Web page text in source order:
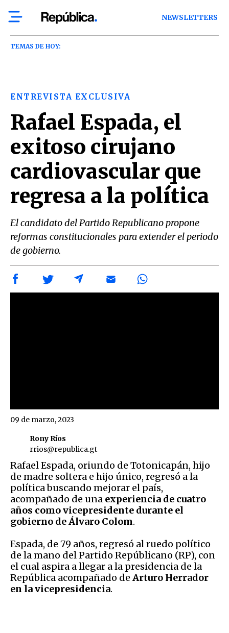
NEWSLETTERS
TEMAS DE HOY:
ENTREVISTA EXCLUSIVA
Rafael Espada, el
exitoso cirujano
cardiovascular que
regresa a la política
El candidato del Partido Republicano propone
reformas constitucionales para extender el periodo
de gobierno.
Rony Ríos
rrios@republica.gt
09 de marzo, 2023
Rafael Espada, oriundo de Totonicapán, hijo
de madre soltera e hijo único, regresó a la
política buscando mejorar el país,
acompañado de una experiencia de cuatro
años como vicepresidente durante el
gobierno de Álvaro Colom.
Espada, de 79 años, regresó al ruedo político
de la mano del Partido Repúblicano (RP), con
el cual aspira a llegar a la presidencia de la
República acompañado de Arturo Herrador
en la vicepresidencia.